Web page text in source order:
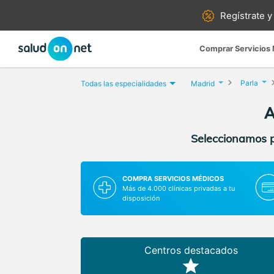
Regístrate y
Comprar Servicios
Todas las especialidades Madrid Parla
Seleccionamos
COMPRA SERVICIOS MÉDICOS
Más de 4.000 clínicas privadas a tu
disposición
Centros destacados